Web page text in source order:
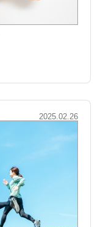
2025.02.26